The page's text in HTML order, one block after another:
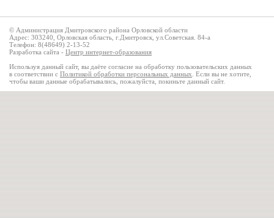
© Администрация Дмитровского района Орловской области
Адрес: 303240, Орловская область, г.Дмитровск, ул.Советская. 84-а
Телефон: 8(48649) 2-13-52
Разработка сайта - Центр интернет-образования
Используя данный сайт, вы даёте согласие на обработку пользовательских данных
в соответствии с Политикой обработки персональных данных . Если вы не хотите,
чтобы ваши данные обрабатывались, пожалуйста, покиньте данный сайт.